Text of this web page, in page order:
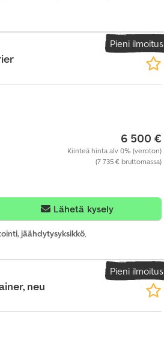
Pieni ilmoitus
6 500 €
Kiinteä hinta alv 0% (veroton)
(7 735 € bruttomassa)
Lähetä kysely
jäähdytysyksikkö,
Pieni ilmoitus
neu